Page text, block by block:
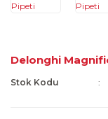
Delonghi
Stok Kodu